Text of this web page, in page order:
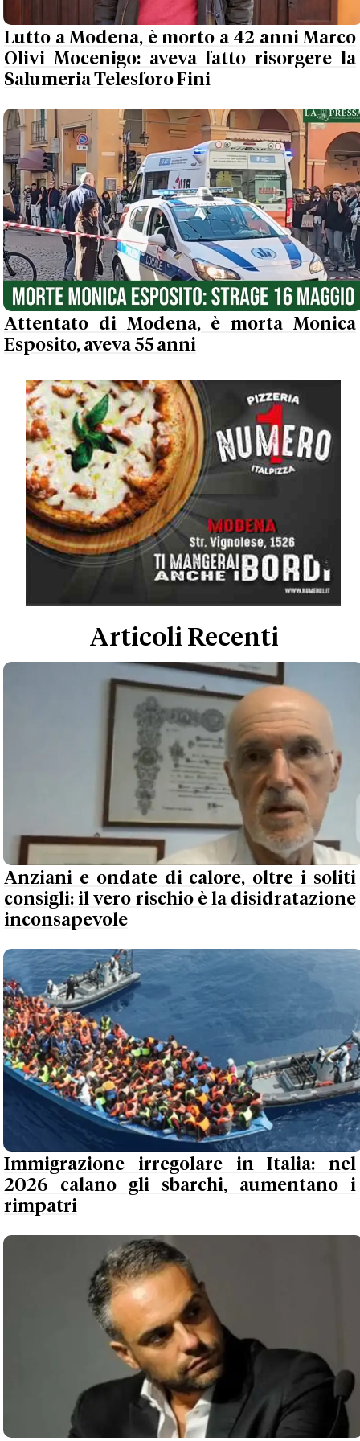
Lutto a Modena, è morto a 42 anni Marco
Olivi Mocenigo: aveva fatto risorgere la
Salumeria Telesforo Fini
Attentato di Modena, è morta Monica
Esposito, aveva 55 anni
Articoli Recenti
Anziani e ondate di calore, oltre i soliti
consigli: il vero rischio è la disidratazione
inconsapevole
Immigrazione irregolare in Italia: nel
2026 calano gli sbarchi, aumentano i
rimpatri